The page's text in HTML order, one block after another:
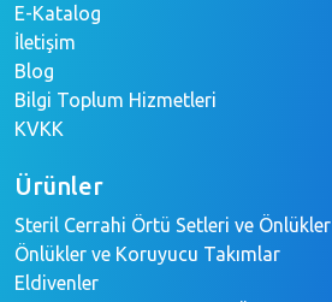
E-Katalog
İletişim
Blog
Bilgi Toplum Hizmetleri
KVKK
Ürünler
Steril Cerrahi Örtü Setleri ve Önlükler
Önlükler ve Koruyucu Takımlar
Eldivenler